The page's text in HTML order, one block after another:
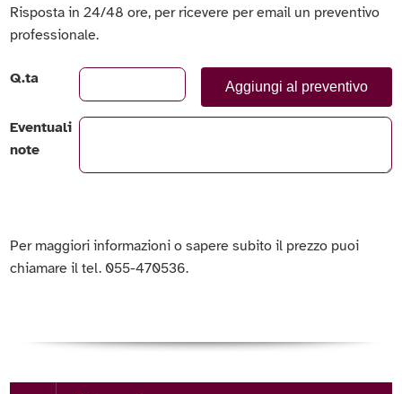
Risposta in 24/48 ore, per ricevere per email un preventivo
professionale.
Q.ta Aggiungi al preventivo
Eventuali
note
Per maggiori informazioni o sapere subito il prezzo puoi
chiamare il tel. 055-470536.